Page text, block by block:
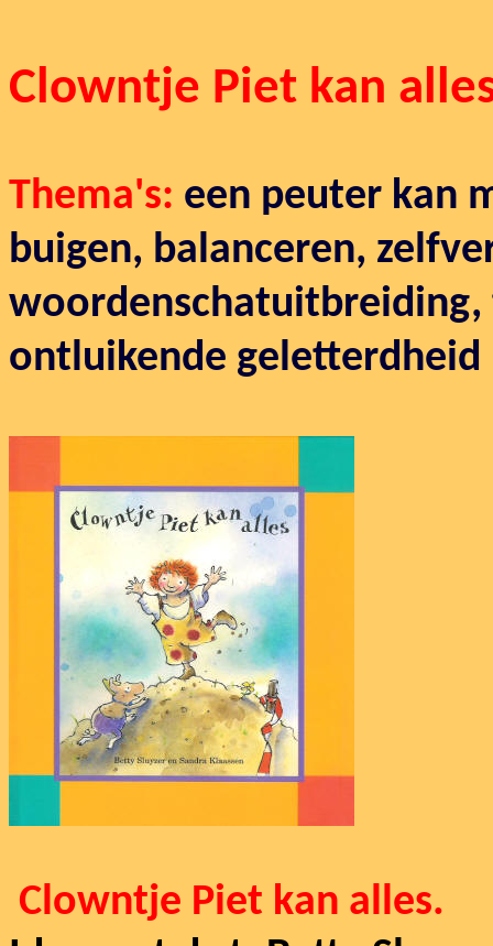
Clowntje Piet kan
Thema's: een peuter kan
buigen, balanceren,
ontluikende geletterdheid
Clowntje Piet kan alles.